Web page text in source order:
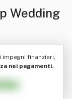
Wedding
finanziari,
nei pagamenti.